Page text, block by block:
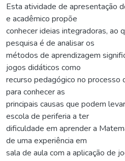
Esta atividade de apresentação
e acadêmico propõe
conhecer ideias integradoras, ao
pesquisa é de analisar os
métodos de aprendizagem
jogos didáticos como
recurso pedagógico no processo
para conhecer as
principais causas que podem
escola de periferia a ter
dificuldade em aprender a
de uma experiência em
sala de aula com a aplicação de